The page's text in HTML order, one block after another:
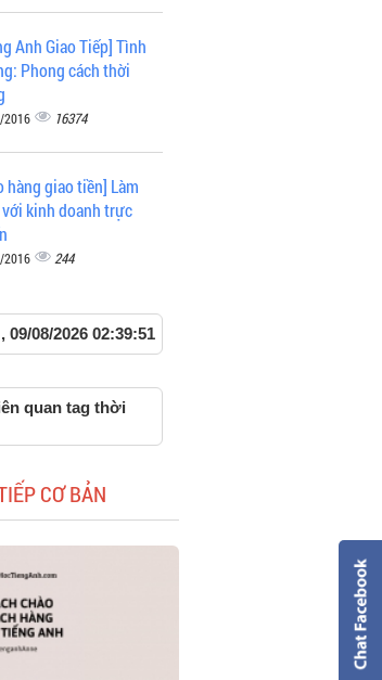
Anh Giao Tiếp] Tình
Phong cách thời
2016 16374
hàng giao tiền] Làm
kinh doanh trực
2016 244
08/2026 02:39:51
quan tag thời
CƠ BẢN